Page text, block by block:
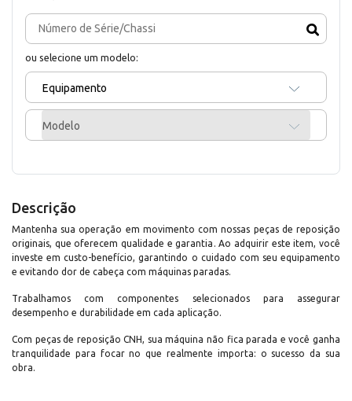
ou selecione um modelo:
Equipamento
Modelo
Descrição
Mantenha sua operação em movimento com nossas peças de reposição
originais, que oferecem qualidade e garantia. Ao adquirir este item, você
investe em custo-benefício, garantindo o cuidado com seu equipamento
e evitando dor de cabeça com máquinas paradas.
Trabalhamos com componentes selecionados para assegurar
desempenho e durabilidade em cada aplicação.
Com peças de reposição CNH, sua máquina não fica parada e você ganha
tranquilidade para focar no que realmente importa: o sucesso da sua
obra.